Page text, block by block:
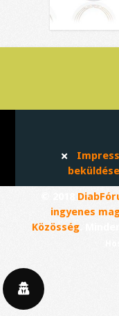
beküldése
ingyenes
Közösség